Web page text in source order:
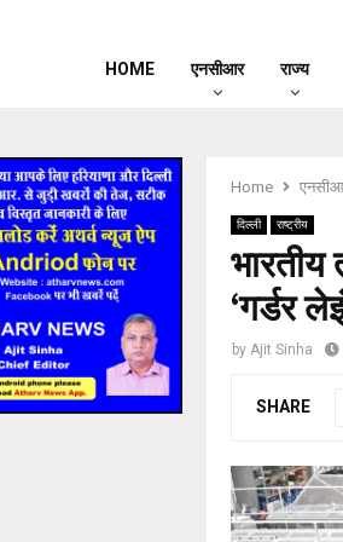
HOME एनसीआर राज्य
Home
दिल्ली राष्ट्रीय
‘गर्डर
by Ajit Sinha
SHARE